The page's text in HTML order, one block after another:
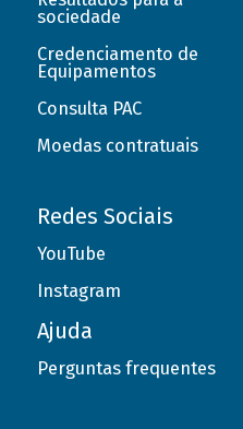
sociedade
Credenciamento de
Equipamentos
Consulta PAC
Moedas contratuais
Redes Sociais
YouTube
Instagram
Ajuda
Perguntas frequentes